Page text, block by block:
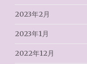
2023年2月
2023年1月
2022年12月